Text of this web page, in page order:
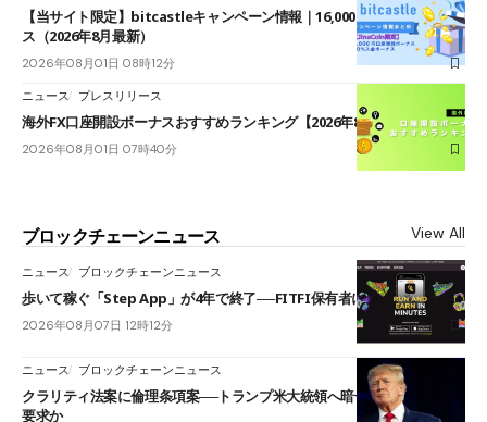
【当サイト限定】bitcastleキャンペーン情報｜16,000円口座開設ボーナ
ス（2026年8月最新）
2026年08月01日 08時12分
ニュース プレスリリース
海外FX口座開設ボーナスおすすめランキング【2026年8月最新】
2026年08月01日 07時40分
ブロックチェーンニュース View All
ニュース ブロックチェーンニュース
歩いて稼ぐ「Step App」が4年で終了──FITFI保有者に対応呼びかけ
2026年08月07日 12時12分
ニュース ブロックチェーンニュース
クラリティ法案に倫理条項案──トランプ米大統領へ暗号資産事業の売却
要求か